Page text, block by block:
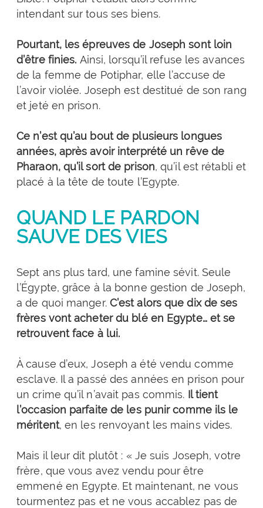
intendant sur tous ses biens.
Pourtant, les épreuves de Joseph sont loin
d’être finies. Ainsi, lorsqu’il refuse les avances
de la femme de Potiphar, elle l’accuse de
l’avoir violée. Joseph est destitué de son rang
et jeté en prison.
Ce n’est qu’au bout de plusieurs longues
années, après avoir interprété un rêve de
Pharaon, qu’il sort de prison, qu’il est rétabli et
placé à la tête de toute l’Egypte.
QUAND LE PARDON
SAUVE DES VIES
Sept ans plus tard, une famine sévit. Seule
l’Égypte, grâce à la bonne gestion de Joseph,
a de quoi manger. C’est alors que dix de ses
frères vont acheter du blé en Egypte… et se
retrouvent face à lui.
À cause d’eux, Joseph a été vendu comme
esclave. Il a passé des années en prison pour
un crime qu’il n’avait pas commis. Il tient
l’occasion parfaite de les punir comme ils le
méritent, en les renvoyant les mains vides.
Mais il leur dit plutôt : « Je suis Joseph, votre
frère, que vous avez vendu pour être
emmené en Egypte. Et maintenant, ne vous
tourmentez pas et ne vous accablez pas de